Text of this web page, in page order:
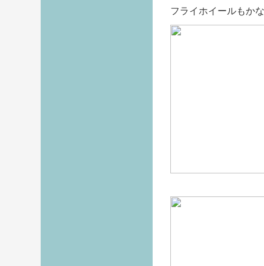
フライホイールもか